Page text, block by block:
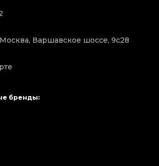
Москва, Варшавское шоссе, 9с28
бренды: